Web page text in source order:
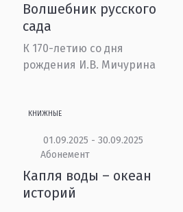
Волшебник русского
сада
К 170-летию со дня
рождения И.В. Мичурина
КНИЖНЫЕ
01.09.2025 - 30.09.2025
Абонемент
Капля воды – океан
историй